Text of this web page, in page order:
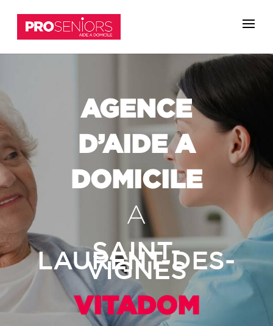
AGENCE
D’AIDE A
DOMICILE
A
SAINT-
LAURENT-DES-
VIGNES
VITADOM